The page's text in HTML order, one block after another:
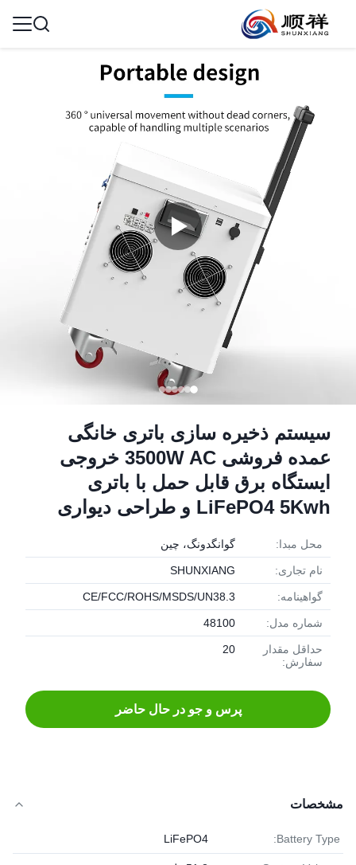
سیستم ذخیره سازی باتری خانگی
عمده فروشی 3500W AC خروجی
ایستگاه برق قابل حمل با باتری
LiFePO4 5Kwh و طراحی دیواری
محل مبدا: گوانگدونگ، چین
نام تجاری: SHUNXIANG
گواهینامه: CE/FCC/ROHS/MSDS/UN38.3
شماره مدل: 48100
حداقل مقدار
سفارش:
20
پرس و جو در حال حاضر
مشخصات
Battery Type:
LiFePO4